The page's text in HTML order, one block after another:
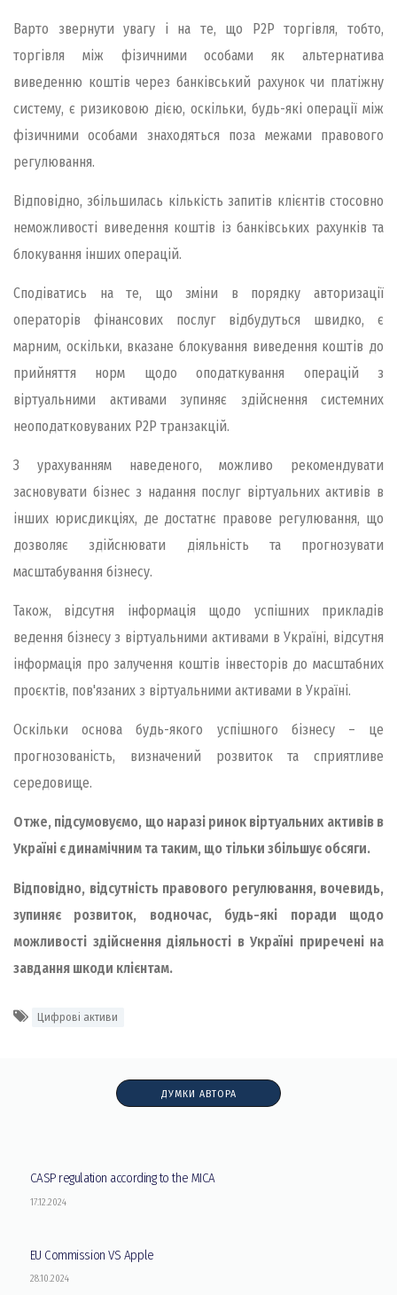
Варто звернути увагу і на те, що P2P торгівля, тобто,
торгівля між фізичними особами як альтернатива
виведенню коштів через банківський рахунок чи платіжну
систему, є ризиковою дією, оскільки, будь-які операції між
фізичними особами знаходяться поза межами правового
регулювання.
Відповідно, збільшилась кількість запитів клієнтів стосовно
неможливості виведення коштів із банківських рахунків та
блокування інших операцій.
Сподіватись на те, що зміни в порядку авторизації
операторів фінансових послуг відбудуться швидко, є
марним, оскільки, вказане блокування виведення коштів до
прийняття норм щодо оподаткування операцій з
віртуальними активами зупиняє здійснення системних
неоподатковуваних P2P транзакцій.
З урахуванням наведеного, можливо рекомендувати
засновувати бізнес з надання послуг віртуальних активів в
інших юрисдикціях, де достатнє правове регулювання, що
дозволяє здійснювати діяльність та прогнозувати
масштабування бізнесу.
Також, відсутня інформація щодо успішних прикладів
ведення бізнесу з віртуальними активами в Україні, відсутня
інформація про залучення коштів інвесторів до масштабних
проєктів, пов'язаних з віртуальними активами в Україні.
Оскільки основа будь-якого успішного бізнесу – це
прогнозованість, визначений розвиток та сприятливе
середовище.
Отже, підсумовуємо, що наразі ринок віртуальних активів в
Україні є динамічним та таким, що тільки збільшує обсяги.
Відповідно, відсутність правового регулювання, вочевидь,
зупиняє розвиток, водночас, будь-які поради щодо
можливості здійснення діяльності в Україні приречені на
завдання шкоди клієнтам.
Цифрові активи
ДУМКИ АВТОРА
CASP regulation according to the MICA
17.12.2024
EU Commission VS Apple
28.10.2024